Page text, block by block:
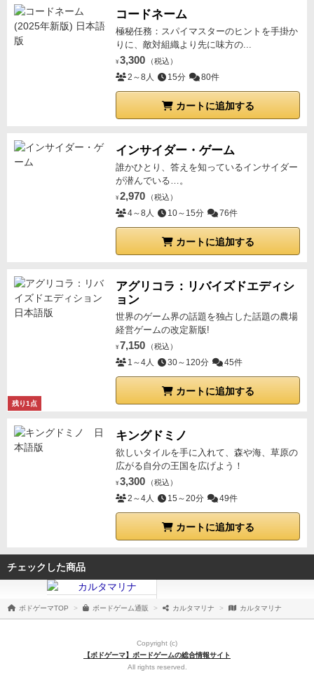
コードネーム
極秘任務：スパイマスターのヒントを手掛か
りに、敵対組織より先に味方の...
¥ 3,300 （税込）
2～8人 15分 80件
カートに追加する
インサイダー・ゲーム
誰かひとり、答えを知っているインサイダー
が潜んでいる…。
¥ 2,970 （税込）
4～8人 10～15分 76件
カートに追加する
残り1点
アグリコラ：リバイズドエディシ
ョン
世界のゲーム界の話題を独占した話題の農場
経営ゲームの改定新版!
¥ 7,150 （税込）
1～4人 30～120分 45件
カートに追加する
キングドミノ
欲しいタイルを手に入れて、森や海、草原の
広がる自分の王国を広げよう！
¥ 3,300 （税込）
2～4人 15～20分 49件
カートに追加する
チェックした商品
ボドゲーマTOP ボードゲーム通販 カルタマリナ カルタマリナ
Copyright (c)
【ボドゲーマ】ボードゲームの総合情報サイト
All rights reserved.